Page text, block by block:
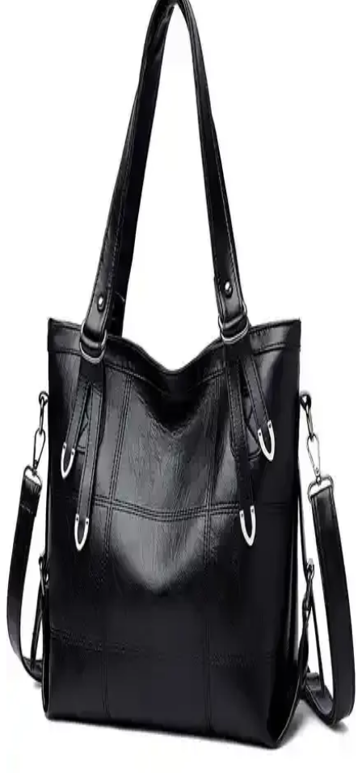
2024 Lüks Çanta Modelleri: Andiamo, Chanel 25,
Goyard Anjou ve Louis Vuitton Speedy
2024 yılında Bottega Veneta Andiamo, Chanel 25, Goyard Anjou ve
Louis Vuitton Speedy modelleri detaylıca inceleniyor. Kullanıcı
yorumları ve tercih sebepleriyle lüks çanta seçiminde önemli bilgiler
Amex Kartlarıyla Lüks Çanta Alımlarında Satın
Alma Koruması ve Garantiler
Amex kredi kartları, lüks çanta alımlarında 90 gün satın alma
koruması ve üretici garantisi uzatması sunarak maddi kayıplara karşı
güvence sağlar. Kart türüne göre limitler değişir ve kullanıcı
deneyimleri olumlu yöndedir.
Chanel ve Dior Çanta Seçiminde Tasarım, Kullanım
ve Sosyal Algıların Rolü
Chanel ve Dior çantalarının tasarım, kullanım kolaylığı, sosyal
algılar ve yatırım değeri açısından karşılaştırıldığı yazıda, kişisel stil
ve fonksiyonellik ön planda tutuluyor.
Louis Vuitton Neverfull ve Goyard St. Louis
Çantalarının Tasarım, Dayanıklılık ve Stil
Karşılaştırması
Louis Vuitton Neverfull ve Goyard St. Louis çantaları, farklı tasarım
ve dayanıklılık özellikleriyle öne çıkar. Kullanıcı deneyimleri, her iki
modelin estetik ve işlevsellik açısından avantajlarını ortaya koyuyor.
Annenize İlk Lüks Çantayı Hediye Etmek İçin Renk
ve Marka Seçimi Rehberi
Annenize ilk lüks çantayı hediye etmek için renk seçimi ve marka
tercihleri önemlidir. Yazıda popüler renkler, güvenilir markalar ve
alışveriş önerileri detaylıca ele alınmaktadır.
Kadın Omuz Çantası Karşılaştırması: Yüksek
Kapasiteli ve Lüks Modellerin Özellikleri
İki büyük kapasiteli kadın omuz çantası modeli, malzeme ve tasarım
açısından farklılıklar gösteriyor. Günlük kullanım ve dayanıklılık
açısından karşılaştırma yapılıyor.
Lucky Store Kadın Büyük Kapasiteli Lüks Çanta